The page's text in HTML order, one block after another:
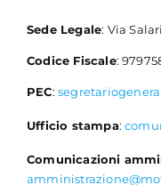
Sede Legale: Via
Codice Fiscale:
PEC:
Ufficio stampa:
Comunicazioni